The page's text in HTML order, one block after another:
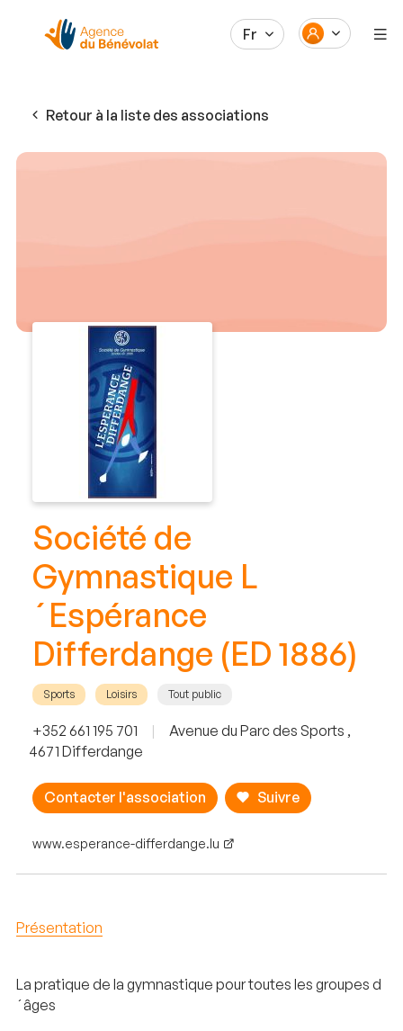
Fr
Retour à la liste des associations
Société de
Gymnastique L
´Espérance
Differdange (ED 1886)
Sports Loisirs Tout public
+352 661 195 701 |
Avenue du Parc des Sports ,
4671 Differdange
Contacter l'association Suivre
www.esperance-differdange.lu
Présentation
La pratique de la gymnastique pour toutes les groupes d
´âges